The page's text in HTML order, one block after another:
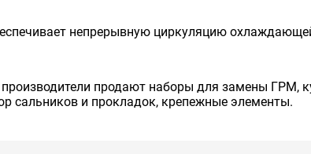
непрерывную циркуляцию
продают наборы для замены ГРМ,
сальников и прокладок, крепежные элементы.